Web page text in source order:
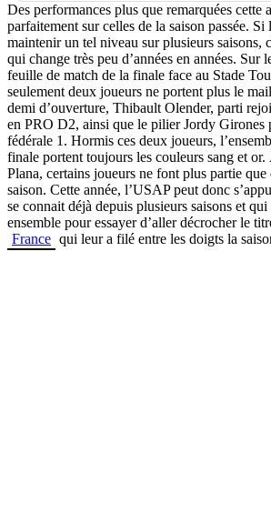
Des performances plus que remarquées cette
parfaitement sur celles de la saison passée. Si
maintenir un tel niveau sur plusieurs saisons,
qui change très peu d’années en années. Sur
feuille de match de la finale face au Stade
seulement deux joueurs ne portent plus le
demi d’ouverture, Thibault Olender, parti
en PRO D2, ainsi que le pilier Jordy Girones
fédérale 1. Hormis ces deux joueurs,
finale portent toujours les couleurs sang et
Plana, certains joueurs ne font plus partie
saison. Cette année, l’USAP peut donc
se connait déjà depuis plusieurs saisons et
ensemble pour essayer d’aller décrocher le
France qui leur a filé entre les doigts la